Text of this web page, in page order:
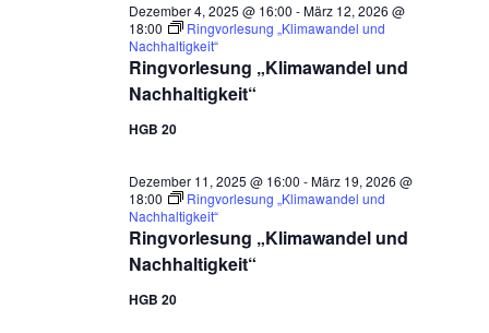
Ringvorlesung „Klimawandel und
Nachhaltigkeit“
Dezember 4, 2025 @ 16:00 -März 12, 2026 @
18:00
Ringvorlesung „Klimawandel und
Nachhaltigkeit“
HGB 20
Ringvorlesung „Klimawandel und
Nachhaltigkeit“
Dezember 11, 2025 @ 16:00 -März 19, 2026 @
18:00
Ringvorlesung „Klimawandel und
Nachhaltigkeit“
HGB 20